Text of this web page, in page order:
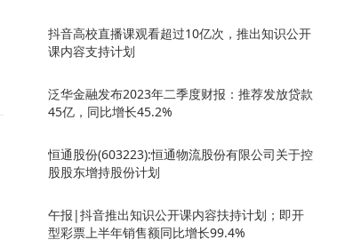
抖音高校直播课观看超过10亿次，推出知识公开
课内容支持计划
泛华金融发布2023年二季度财报：推荐发放贷款
45亿，同比增长45.2%
恒通股份(603223):恒通物流股份有限公司关于控
股股东增持股份计划
午报|抖音推出知识公开课内容扶持计划；即开
型彩票上半年销售额同比增长99.4%